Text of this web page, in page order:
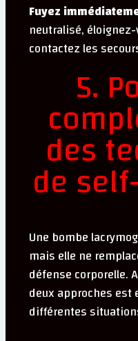
Fuyez
neutralisé,
contactez les
5.
des
de
Une bombe
mais elle ne
défense corporelle.
deux approches
différentes